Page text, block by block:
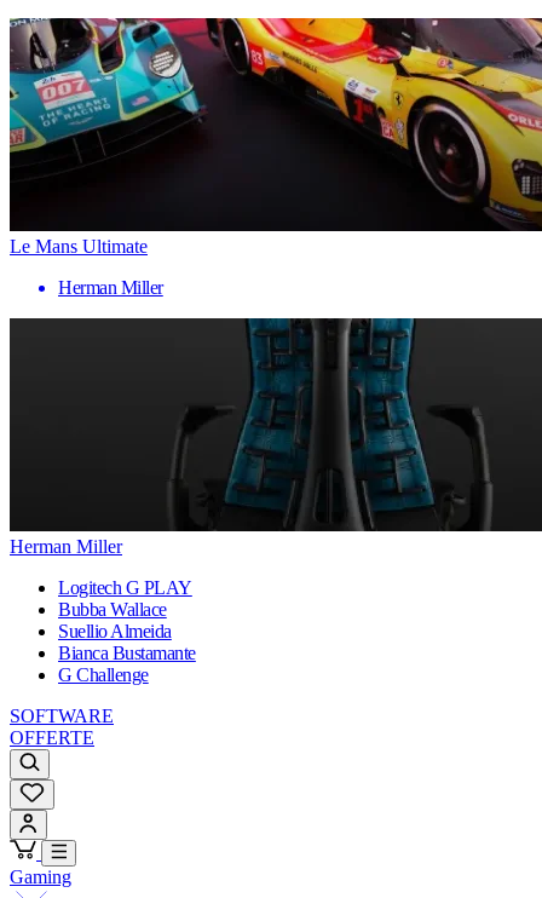
Le Mans Ultimate
Herman Miller
Herman Miller
Logitech G PLAY
Bubba Wallace
Suellio Almeida
Bianca Bustamante
G Challenge
SOFTWARE
OFFERTE
Gaming